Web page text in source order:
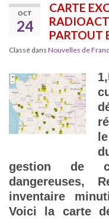
OCT
24
CARTE
PARTOUT
Classé dans Nouvelles de
gestion de
dangereuses,
inventaire
Voici la carte